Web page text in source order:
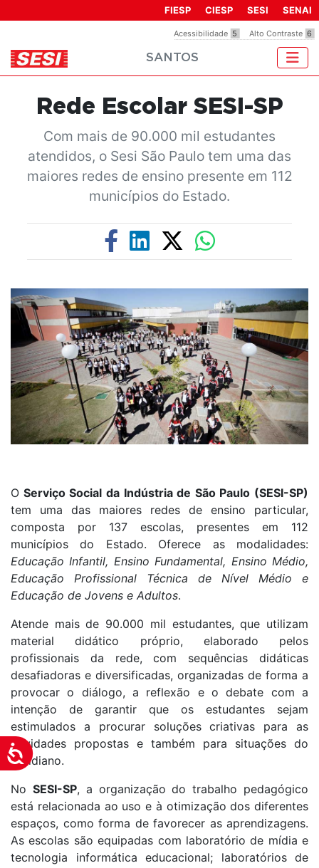
inclui
um
sistema
acessibilidade.
Acessibilidade
Acessibilidade 5 Alto Contraste 6
FIESP CIESP SESI SENAI
SANTOS
Rede Escolar SESI-SP
Com mais de 90.000 mil estudantes
atendidos, o Sesi São Paulo tem uma das
maiores redes de ensino presente em 112
municípios do Estado.
O Serviço Social da Indústria de São Paulo (SESI-SP)
tem uma das maiores redes de ensino particular,
composta por 137 escolas, presentes em 112
municípios do Estado. Oferece as modalidades:
Educação Infantil, Ensino Fundamental, Ensino Médio,
Educação Profissional Técnica de Nível Médio e
Educação de Jovens e Adultos.
Atende mais de 90.000 mil estudantes, que utilizam
material didático próprio, elaborado pelos
profissionais da rede, com sequências didáticas
desafiadoras e diversificadas, organizadas de forma a
provocar o diálogo, a reflexão e o debate com a
intenção de garantir que os estudantes sejam
estimulados a procurar soluções criativas para as
atividades propostas e também para situações do
cotidiano.
No SESI-SP, a organização do trabalho pedagógico
está relacionada ao uso e à otimização dos diferentes
espaços, como forma de favorecer as aprendizagens.
As escolas são equipadas com laboratório de mídia e
tecnologia informática educacional; laboratórios de